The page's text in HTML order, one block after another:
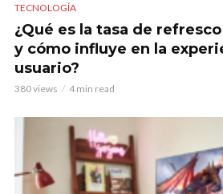
TECNOLOGÍA
¿Qué es la tasa de
y cómo influye en la
usuario?
380 views 4 min read